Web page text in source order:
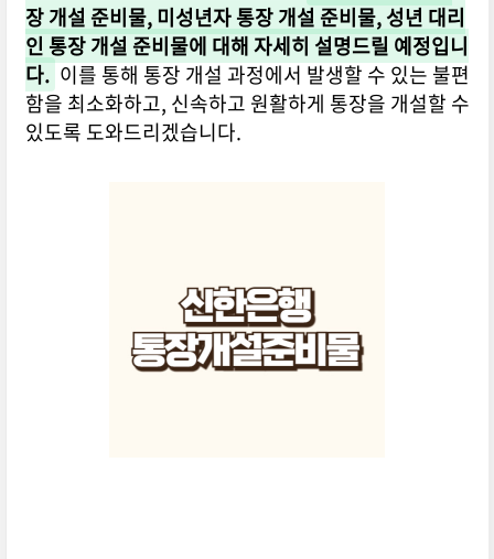
장 개설 준비물, 미성년자 통장 개설 준비물, 성년 대리
인 통장 개설 준비물에 대해 자세히 설명드릴 예정입니
다. 이를 통해 통장 개설 과정에서 발생할 수 있는 불편
함을 최소화하고, 신속하고 원활하게 통장을 개설할 수
있도록 도와드리겠습니다.